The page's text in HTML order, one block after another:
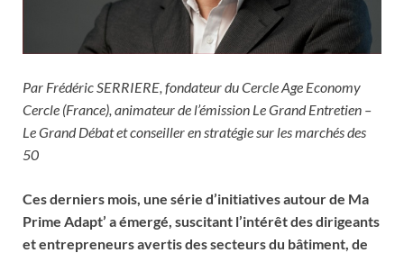
Par Frédéric SERRIERE, fondateur du Cercle Age Economy
Cercle (France), animateur de l’émission Le Grand Entretien –
Le Grand Débat et conseiller en stratégie sur les marchés des
50
Ces derniers mois, une série d’initiatives autour de Ma
Prime Adapt’ a émergé, suscitant l’intérêt des dirigeants
et entrepreneurs avertis des secteurs du bâtiment, de